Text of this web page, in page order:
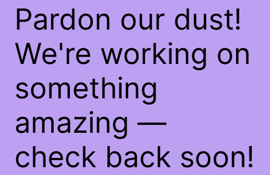
Pardon our dust!
We're working on
something
amazing —
check back soon!